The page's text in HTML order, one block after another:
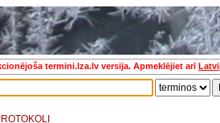
termini.lza.lv versija. Apmeklējiet arī